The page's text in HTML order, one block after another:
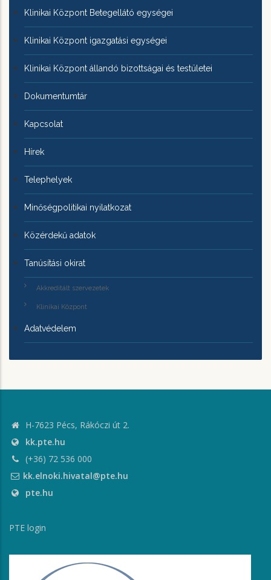
Klinikai Központ Betegellátó egységei
Klinikai Központ igazgatási egységei
Klinikai Központ állandó bizottságai és testületei
Dokumentumtár
Kapcsolat
Hírek
Telephelyek
Minőségpolitikai nyilatkozat
Közérdekű adatok
Tanúsítási okirat
Akkreditált szervezetek
Klinikai Központ
Adatvédelem
H-7623 Pécs, Rákóczi út 2.
kk.pte.hu
(+36) 72 536 000
kk.elnoki.hivatal@pte.hu
pte.hu
PTE login